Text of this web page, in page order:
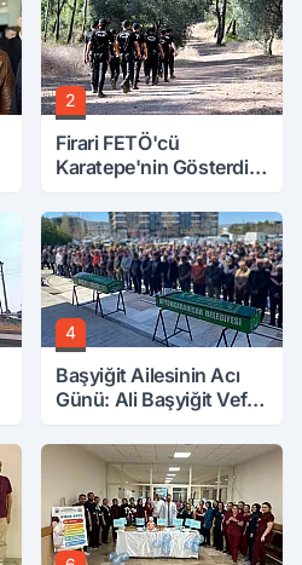
2
Firari FETÖ'cü
Karatepe'nin Gösterdiği
Aranıyor
4
Başyiğit Ailesinin Acı
Günü: Ali Başyiğit Vefat